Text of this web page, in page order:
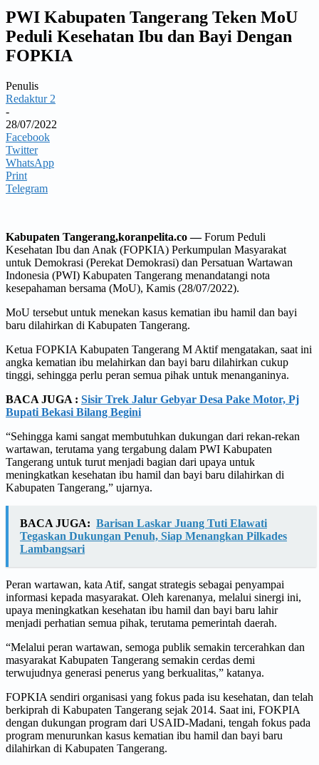
PWI Kabupaten Tangerang Teken MoU
Peduli Kesehatan Ibu dan Bayi Dengan
FOPKIA
Penulis
Redaktur 2
-
28/07/2022
Facebook
Twitter
WhatsApp
Print
Telegram
Kabupaten Tangerang,koranpelita.co —Forum Peduli
Kesehatan Ibu dan Anak (FOPKIA) Perkumpulan Masyarakat
untuk Demokrasi (Perekat Demokrasi) dan Persatuan Wartawan
Indonesia (PWI) Kabupaten Tangerang menandatangi nota
kesepahaman bersama (MoU), Kamis (28/07/2022).
MoU tersebut untuk menekan kasus kematian ibu hamil dan bayi
baru dilahirkan di Kabupaten Tangerang.
Ketua FOPKIA Kabupaten Tangerang M Aktif mengatakan, saat ini
angka kematian ibu melahirkan dan bayi baru dilahirkan cukup
tinggi, sehingga perlu peran semua pihak untuk menanganinya.
BACA JUGA : Sisir Trek Jalur Gebyar Desa Pake Motor, Pj
Bupati Bekasi Bilang Begini
“Sehingga kami sangat membutuhkan dukungan dari rekan-rekan
wartawan, terutama yang tergabung dalam PWI Kabupaten
Tangerang untuk turut menjadi bagian dari upaya untuk
meningkatkan kesehatan ibu hamil dan bayi baru dilahirkan di
Kabupaten Tangerang,” ujarnya.
BACA JUGA: Barisan Laskar Juang Tuti Elawati
Tegaskan Dukungan Penuh, Siap Menangkan Pilkades
Lambangsari
Peran wartawan, kata Atif, sangat strategis sebagai penyampai
informasi kepada masyarakat. Oleh karenanya, melalui sinergi ini,
upaya meningkatkan kesehatan ibu hamil dan bayi baru lahir
menjadi perhatian semua pihak, terutama pemerintah daerah.
“Melalui peran wartawan, semoga publik semakin tercerahkan dan
masyarakat Kabupaten Tangerang semakin cerdas demi
terwujudnya generasi penerus yang berkualitas,” katanya.
FOPKIA sendiri organisasi yang fokus pada isu kesehatan, dan telah
berkiprah di Kabupaten Tangerang sejak 2014. Saat ini, FOKPIA
dengan dukungan program dari USAID-Madani, tengah fokus pada
program menurunkan kasus kematian ibu hamil dan bayi baru
dilahirkan di Kabupaten Tangerang.